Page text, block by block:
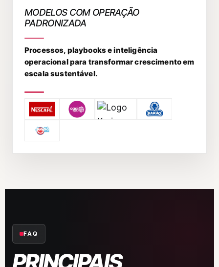
MODELOS COM OPERAÇÃO
PADRONIZADA
Processos, playbooks e inteligência
operacional para transformar crescimento em
escala sustentável.
FAQ